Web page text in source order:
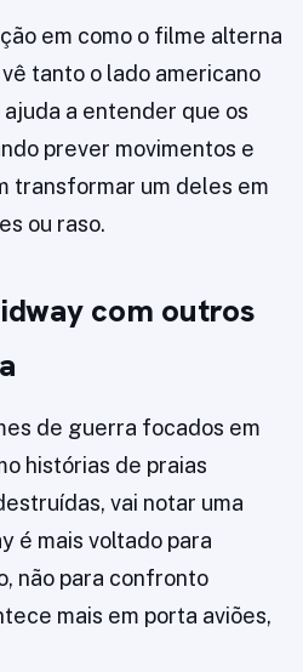
em como o filme alterna
tanto o lado americano
a entender que os
prever movimentos e
transformar um deles em
ou raso.
com outros
de guerra focados em
histórias de praias
vai notar uma
é mais voltado para
não para confronto
mais em porta aviões,